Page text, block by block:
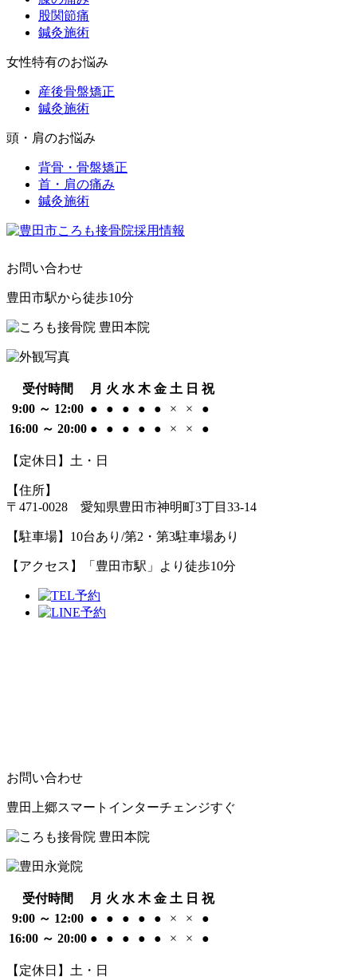
股関節痛
鍼灸施術
女性特有のお悩み
産後骨盤矯正
鍼灸施術
頭・肩のお悩み
背骨・骨盤矯正
首・肩の痛み
鍼灸施術
お問い合わせ
豊田市駅から徒歩10分
受付時間 月 火 水 木 金 土 日 祝
9:00 ～ 12:00 ● ● ● ● ● × ×
●
16:00 ～ 20:00 ● ● ● ● ● × × ●
【定休日】土・日
【住所】
〒471-0028 愛知県豊田市神明町3丁目33-14
【駐車場】 10台あり/第2・第3駐車場あり
【アクセス】 「豊田市駅」より徒歩10分
お問い合わせ
豊田上郷スマートインターチェンジすぐ
受付時間 月 火 水 木 金 土 日 祝
9:00 ～ 12:00 ● ● ● ● ● × ×
●
16:00 ～ 20:00 ● ● ● ● ● × × ●
【定休日】土・日